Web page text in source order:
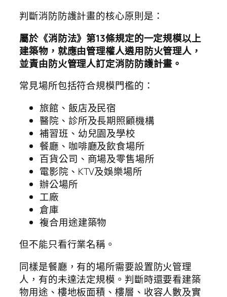
判斷消防防護計畫的核心原則是：
屬於《消防法》第13條規定的一定規模以上
建築物，就應由管理權人遴用防火管理人，
並責由防火管理人訂定消防防護計畫。
常見場所包括符合規模門檻的：
旅館、飯店及民宿
醫院、診所及長期照顧機構
補習班、幼兒園及學校
餐廳、咖啡廳及飲食場所
百貨公司、商場及零售場所
電影院、KTV及娛樂場所
辦公場所
工廠
倉庫
複合用途建築物
但不能只看行業名稱。
同樣是餐廳，有的場所需要設置防火管理
人，有的未達法定規模。判斷時還要看建築
物用途、樓地板面積、樓層、收容人數及實